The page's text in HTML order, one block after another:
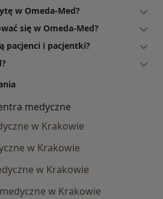
w Omeda-Med?
się w Omeda-Med?
pacjenci i pacjentki?
medyczne
w Krakowie
w Krakowie
w Krakowie
w Krakowie